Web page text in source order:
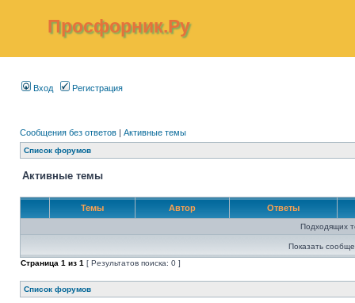
Просфорник.Ру
Вход Регистрация
Сообщения без ответов | Активные темы
Список форумов
Активные темы
Темы Автор Ответы
Подходящих
Показать
Страница 1 из 1 [ Результатов поиска: 0 ]
Список форумов